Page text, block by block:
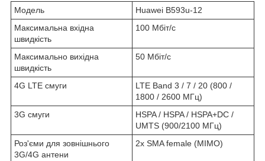
Модель
Huawei B593u-12
Максимальна вхідна
швидкість
100 Мбіт/с
Максимально вихідна
швидкість
50 Мбіт/с
4G LTE смуги
LTE Band 3 / 7 / 20 (800 /
1800 / 2600 МГц)
3G смуги
HSPA / HSPA / HSPA+DC /
UMTS (900/2100 МГц)
Роз'єми для зовнішнього
3G/4G антени
2х SMA female (MIMO)